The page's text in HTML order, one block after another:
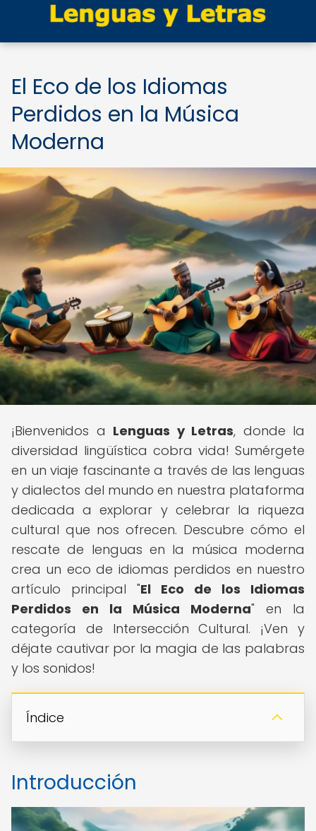
El Eco de los Idiomas
Perdidos en la Música
Moderna
¡Bienvenidos a Lenguas y Letras, donde la
diversidad lingüística cobra vida! Sumérgete
en un viaje fascinante a través de las lenguas
y dialectos del mundo en nuestra plataforma
dedicada a explorar y celebrar la riqueza
cultural que nos ofrecen. Descubre cómo el
rescate de lenguas en la música moderna
crea un eco de idiomas perdidos en nuestro
artículo principal "El Eco de los Idiomas
Perdidos en la Música Moderna" en la
categoría de Intersección Cultural. ¡Ven y
déjate cautivar por la magia de las palabras
y los sonidos!
Índice
Introducción